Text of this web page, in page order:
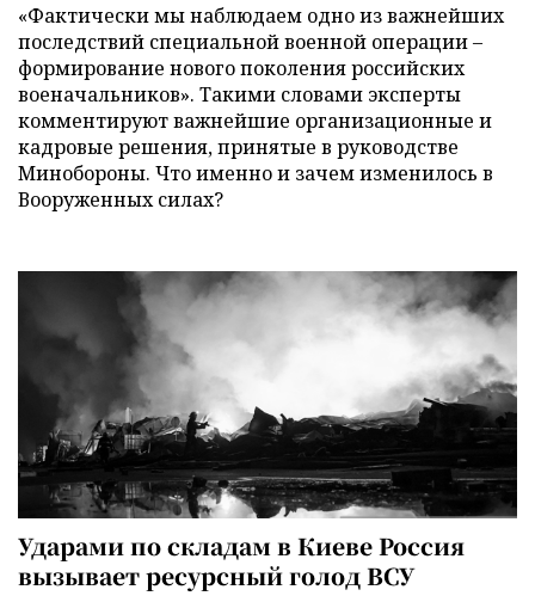
«Фактически мы наблюдаем одно из важнейших
последствий специальной военной операции –
формирование нового поколения российских
военачальников». Такими словами эксперты
комментируют важнейшие организационные и
кадровые решения, принятые в руководстве
Минобороны. Что именно и зачем изменилось в
Вооруженных силах?
Ударами по складам в Киеве Россия
вызывает ресурсный голод ВСУ